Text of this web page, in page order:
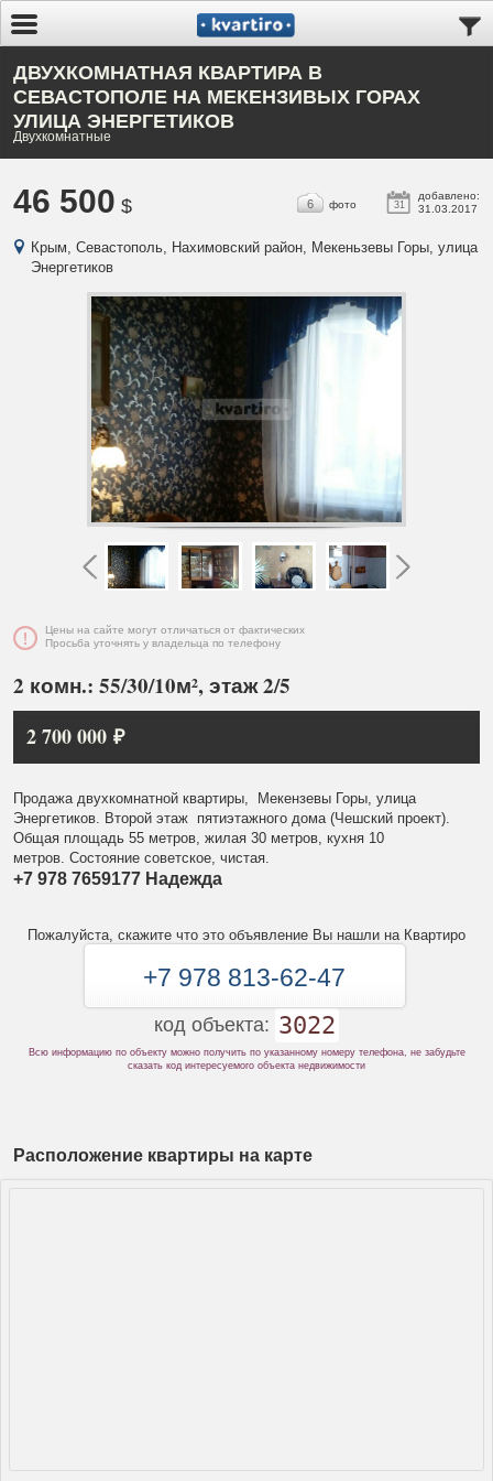
ДВУХКОМНАТНАЯ КВАРТИРА В
СЕВАСТОПОЛЕ НА МЕКЕНЗИВЫХ ГОРАХ
УЛИЦА ЭНЕРГЕТИКОВ
Двухкомнатные
46 500 $ 31
добавлено:
31.03.2017
6 фото
Крым, Севастополь, Нахимовский район, Мекеньзевы Горы, улица
Энергетиков
Цены на сайте могут отличаться от фактических
Просьба уточнять у владельца по телефону
2 комн.: 55/30/10м², этаж 2/5
2 700 000 ₽
Продажа двухкомнатной квартиры, Мекензевы Горы, улица
Энергетиков. Второй этаж пятиэтажного дома (Чешский проект).
Общая площадь 55 метров, жилая 30 метров, кухня 10
метров. Состояние советское, чистая.
+7 978 7659177 Надежда
Пожалуйста, скажите что это объявление Вы нашли на Квартиро
+7 978 813-62-47
код объекта: 3022
Всю информацию по объекту можно получить по указанному номеру телефона, не забудьте
сказать код интересуемого объекта недвижимости
Расположение квартиры на карте